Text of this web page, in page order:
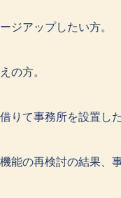
ジアップしたい方。
の方。
て事務所を設置した
能の再検討の結果、